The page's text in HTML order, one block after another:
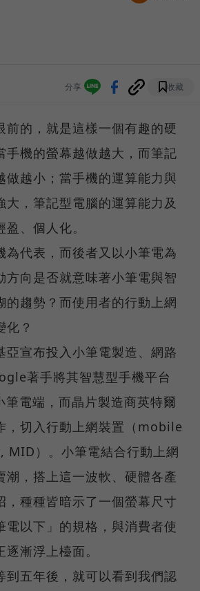
分享 收藏
前的，就是這樣一個有趣的硬
手機的螢幕越做越大，而筆記
做越小；當手機的運算能力與
大，筆記型電腦的運算能力及
、個人化。
為代表，而後者又以小筆電為
方向是否就意味著小筆電與智
的趨勢？而使用者的行動上網
化？
亞宣布投入小筆電製造、網路
著手將其智慧型手機平台
電端，而晶片製造商英特爾
，切入行動上網裝置（mobile
）。小筆電結合行動上網
潮，搭上這一波軟、硬體各產
，種種皆暗示了一個螢幕尺寸
電以下」的規格，與消費者使
漸浮上檯面。
到五年後，就可以看到我們認